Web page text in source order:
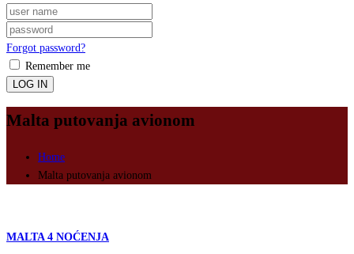
Forgot password?
Remember me
LOG IN
Malta putovanja avionom
Home
Malta putovanja avionom
MALTA 4 NOĆENJA